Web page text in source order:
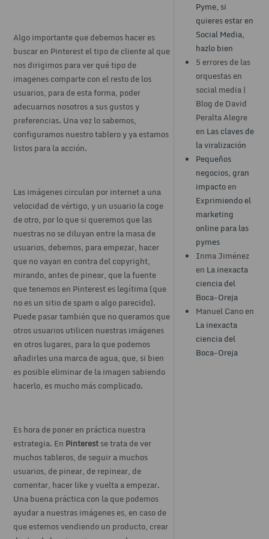
Algo importante que debemos hacer es
buscar en Pinterest el tipo de cliente al que
nos dirigimos para ver qué tipo de
imagenes comparte con el resto de los
usuarios, para de esta forma, poder
adecuarnos nosotros a sus gustos y
preferencias. Una vez lo sabemos,
configuramos nuestro tablero y ya estamos
listos para la acción.
Las imágenes circulan por internet a una
velocidad de vértigo, y un usuario la coge
de otro, por lo que si queremos que las
nuestras no se diluyan entre la masa de
usuarios, debemos, para empezar, hacer
que no vayan en contra del copyright,
mirando, antes de pinear, que la fuente
que tenemos en Pinterest es legítima (que
no es un sitio de spam o algo parecido).
Puede pasar también que no queramos que
otros usuarios utilicen nuestras imágenes
en otros lugares, para lo que podemos
añadirles una marca de agua, que, si bien
es posible eliminar de la imagen sabiendo
hacerlo, es mucho más complicado.
Es hora de poner en práctica nuestra
estrategia. En Pinterestse trata de ver
muchos tableros, de seguir a muchos
usuarios, de pinear, de repinear, de
comentar, hacer like y vuelta a empezar.
Una buena práctica con la que podemos
ayudar a nuestras imágenes es, en caso de
que estemos vendiendo un producto, crear
Pyme, si
quieres estar en
Social Media,
hazlo bien
5 errores de las
orquestas en
social media |
Blog de David
Peralta Alegre
en Las claves de
la viralización
Pequeños
negocios, gran
impactoen
Exprimiendo el
marketing
online para las
pymes
Inma Jiménez
en La inexacta
ciencia del
Boca-Oreja
Manuel Cano en
La inexacta
ciencia del
Boca-Oreja